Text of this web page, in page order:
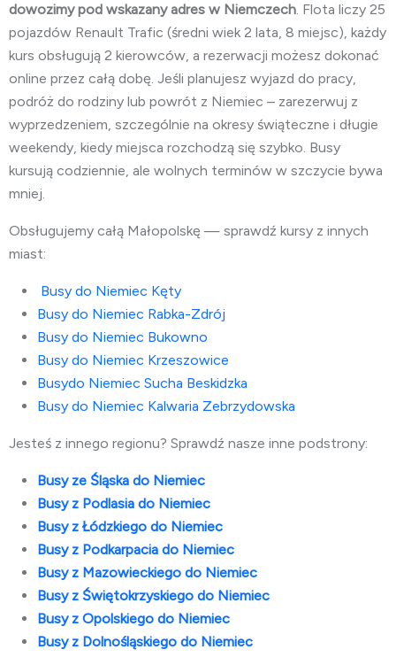
dowozimy pod wskazany adres w Niemczech. Flota liczy 25
pojazdów Renault Trafic (średni wiek 2 lata, 8 miejsc), każdy
kurs obsługują 2 kierowców, a rezerwacji możesz dokonać
online przez całą dobę. Jeśli planujesz wyjazd do pracy,
podróż do rodziny lub powrót z Niemiec – zarezerwuj z
wyprzedzeniem, szczególnie na okresy świąteczne i długie
weekendy, kiedy miejsca rozchodzą się szybko. Busy
kursują codziennie, ale wolnych terminów w szczycie bywa
mniej.
Obsługujemy całą Małopolskę — sprawdź kursy z innych
miast:
Busy do Niemiec Kęty
Busy do Niemiec Rabka-Zdrój
Busy do Niemiec Bukowno
Busy do Niemiec Krzeszowice
Busydo Niemiec Sucha Beskidzka
Busy do Niemiec Kalwaria Zebrzydowska
Jesteś z innego regionu? Sprawdź nasze inne podstrony:
Busy ze Śląska do Niemiec
Busy z Podlasia do Niemiec
Busy z Łódzkiego do Niemiec
Busy z Podkarpacia do Niemiec
Busy z Mazowieckiego do Niemiec
Busy z Świętokrzyskiego do Niemiec
Busy z Opolskiego do Niemiec
Busy z Dolnośląskiego do Niemiec